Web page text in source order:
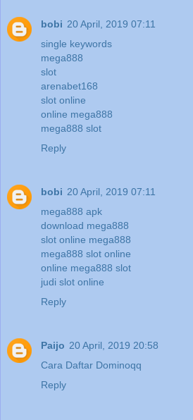
bobi 20 April, 2019 07:11
single keywords
mega888
slot
arenabet168
slot online
online mega888
mega888 slot
Reply
bobi 20 April, 2019 07:11
mega888 apk
download mega888
slot online mega888
mega888 slot online
online mega888 slot
judi slot online
Reply
Paijo 20 April, 2019 20:58
Cara Daftar Dominoqq
Reply